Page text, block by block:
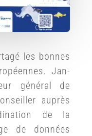
les bonnes
Jan-
général de
auprès
de la
de données